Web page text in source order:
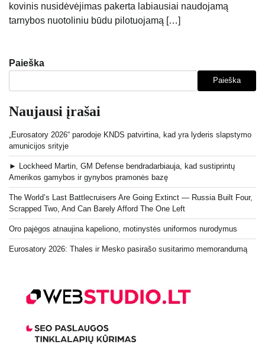
kovinis nusidėvėjimas pakerta labiausiai naudojamą
tarnybos nuotoliniu būdu pilotuojamą […]
Paieška
Paieška
Naujausi įrašai
„Eurosatory 2026“ parodoje KNDS patvirtina, kad yra lyderis slapstymo
amunicijos srityje
► Lockheed Martin, GM Defense bendradarbiauja, kad sustiprintų
Amerikos gamybos ir gynybos pramonės bazę
The World’s Last Battlecruisers Are Going Extinct — Russia Built Four,
Scrapped Two, And Can Barely Afford The One Left
Oro pajėgos atnaujina kapeliono, motinystės uniformos nurodymus
Eurosatory 2026: Thales ir Mesko pasirašo susitarimo memorandumą